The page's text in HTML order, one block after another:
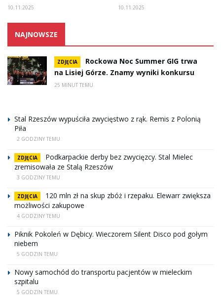
10.11.2025 10.11.2025
NAJNOWSZE
ZDJĘCIA
Rockowa Noc Summer GIG trwa
na Lisiej Górze. Znamy wyniki konkursu
25 MINUT TEMU
Stal Rzeszów wypuściła zwycięstwo z rąk. Remis z Polonią
Piła
2 GODZINY TEMU
ZDJĘCIA
Podkarpackie derby bez zwycięzcy. Stal Mielec
zremisowała ze Stalą Rzeszów
3 GODZINY TEMU
ZDJĘCIA
120 mln zł na skup zbóż i rzepaku. Elewarr zwiększa
możliwości zakupowe
4 GODZINY TEMU
Piknik Pokoleń w Dębicy. Wieczorem Silent Disco pod gołym
niebem
5 GODZIN TEMU
Nowy samochód do transportu pacjentów w mieleckim
szpitalu
5 GODZIN TEMU